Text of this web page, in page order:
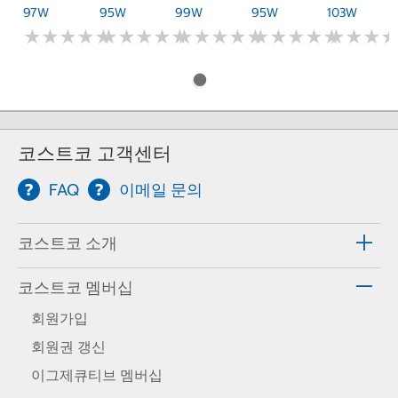
97W
★★★★★
★★★★★
95W
★★★★★
★★★★★
99W
★★★★★
★★★★★
95W
★★★★★
★★★★★
103W
★★★
★★★
코스트코 고객센터
FAQ 이메일 문의
코스트코 소개
코스트코 멤버십
회원가입
회원권 갱신
이그제큐티브 멤버십